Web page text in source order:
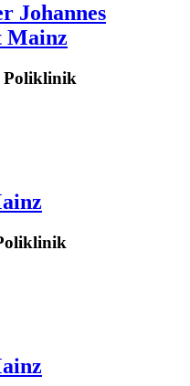
Johannes
Mainz
Poliklinik